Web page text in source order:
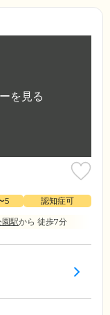
5
認知症可
駅から 徒歩7分